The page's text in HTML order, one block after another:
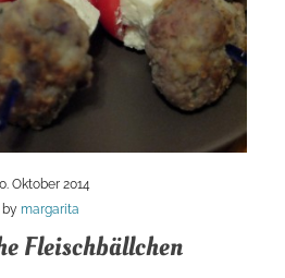
Oktober 2014
by margarita
Fleischbällchen